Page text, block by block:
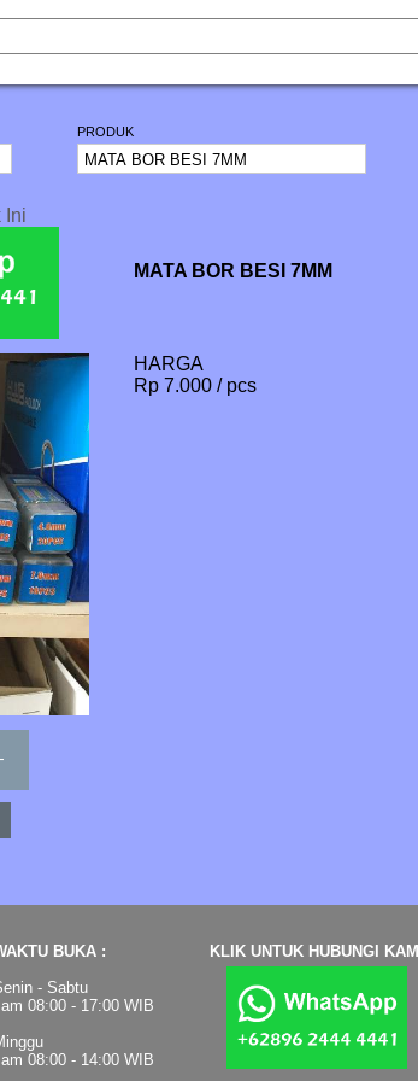
PRODUK
Ini
MATA BOR BESI 7MM
HARGA
Rp 7.000 / pcs
BUKA :
- Sabtu
08:00 - 17:00 WIB
08:00 - 14:00 WIB
KLIK UNTUK HUBUNGI KAMI